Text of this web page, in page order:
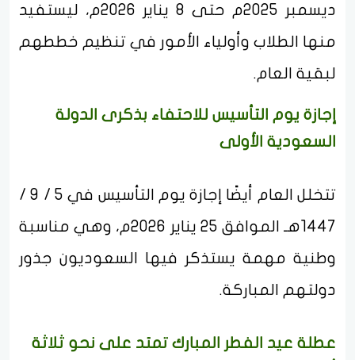
ديسمبر 2025م حتى 8 يناير 2026م، ليستفيد
منها الطلاب وأولياء الأمور في تنظيم خططهم
لبقية العام.
إجازة يوم التأسيس للاحتفاء بذكرى الدولة
السعودية الأولى
تتخلل العام أيضًا إجازة يوم التأسيس في 5 / 9 /
1447هـ الموافق 25 يناير 2026م، وهي مناسبة
وطنية مهمة يستذكر فيها السعوديون جذور
دولتهم المباركة.
عطلة عيد الفطر المبارك تمتد على نحو ثلاثة